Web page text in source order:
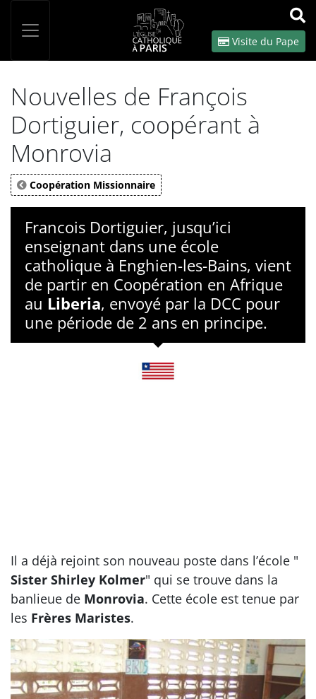
OK
Visite du Pape
Nouvelles de François
Dortiguier, coopérant à
Monrovia
Coopération Missionnaire
Francois Dortiguier, jusqu’ici
enseignant dans une école
catholique à Enghien-les-Bains, vient
de partir en Coopération en Afrique
au Liberia, envoyé par la DCC pour
une période de 2 ans en principe.
Il a déjà rejoint son nouveau poste dans l’école "
Sister Shirley Kolmer" qui se trouve dans la
banlieue de Monrovia. Cette école est tenue par
les Frères Maristes.
Panneau de gestion des cookies